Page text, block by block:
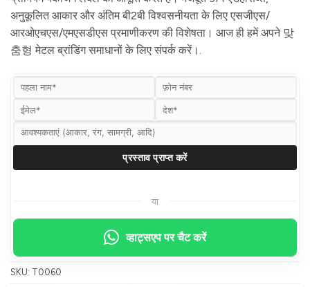
अनुकूलित आकार और अंतिम बी2बी विश्वसनीयता के लिए एसजीएस/
आरओएचएस/एमएसडीएस प्रमाणीकरण की विशेषता। आज ही हमें अपने 맞
춤형 मेटल ब्रांडिंग समाधानों के लिए संपर्क करें।.
या
व्हाट्सएप पर चैट करें
SKU: T0060